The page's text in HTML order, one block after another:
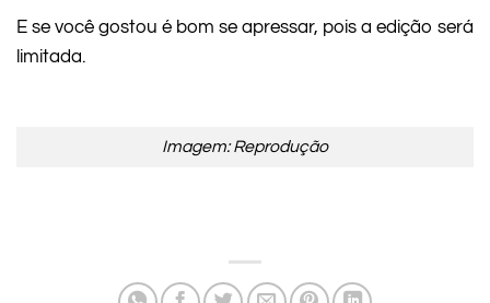
E se você gostou é bom se apressar, pois a edição será
limitada.
Imagem: Reprodução